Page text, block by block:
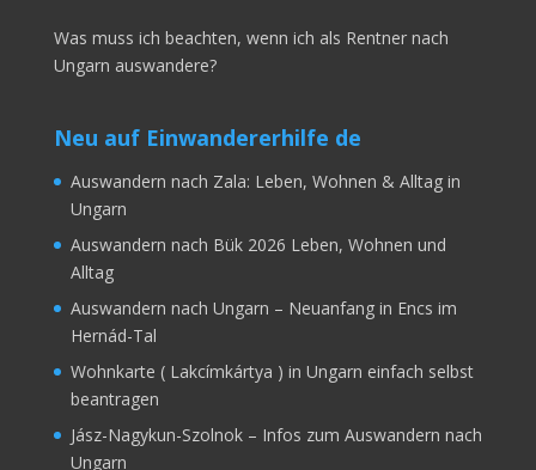
Was muss ich beachten, wenn ich als Rentner nach
Ungarn auswandere?
Neu auf Einwandererhilfe de
Auswandern nach Zala: Leben, Wohnen & Alltag in
Ungarn
Auswandern nach Bük 2026 Leben, Wohnen und
Alltag
Auswandern nach Ungarn – Neuanfang in Encs im
Hernád-Tal
Wohnkarte ( Lakcímkártya ) in Ungarn einfach selbst
beantragen
Jász-Nagykun-Szolnok – Infos zum Auswandern nach
Ungarn